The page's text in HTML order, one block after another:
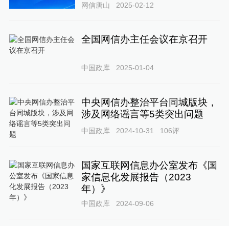
网信唐山 2025-02-12
全国网信办主任会议在京召开
中国政库 2025-01-04
中央网信办整治平台同城版块，
涉及网络谣言等5类突出问题
中国政库 2024-10-31 106评
国家互联网信息办公室发布《国
家信息化发展报告（2023
年）》
中国政库 2024-09-06